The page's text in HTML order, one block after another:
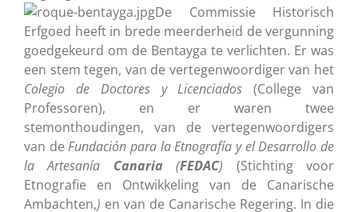
De Commissie Historisch
Erfgoed heeft in brede meerderheid de vergunning
goedgekeurd om de Bentayga te verlichten. Er was
een stem tegen, van de vertegenwoordiger van het
Colegio de Doctores y Licenciados (College van
Professoren), en er waren twee
stemonthoudingen, van de vertegenwoordigers
van deFundación para la Etnografía y el Desarrollo de
la Artesanía Canaria (FEDAC) (Stichting voor
Etnografie en Ontwikkeling van de Canarische
Ambachten,) en van de Canarische Regering. In die